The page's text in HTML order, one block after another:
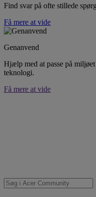
Find svar på ofte stillede
Få mere at vide
Genanvend
Hjælp med at passe på
teknologi.
Få mere at vide